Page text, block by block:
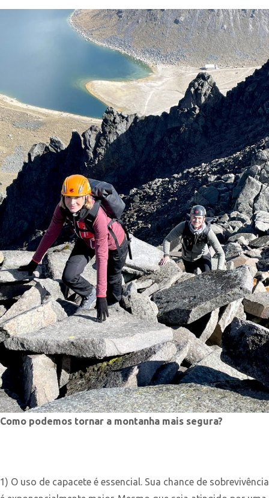
Como podemos tornar a montanha mais segura?
1) O uso de capacete é essencial. Sua chance de sobrevivência